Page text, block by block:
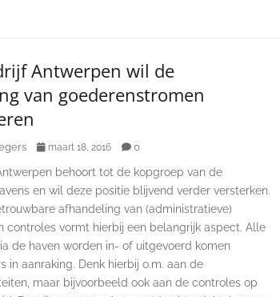
Antwerpen wil de
van goederenstromen
maart 18, 2016 0
behoort tot de kopgroep van de
en wil deze positie blijvend verder versterken.
afhandeling van (administratieve)
controles vormt hierbij een belangrijk aspect. Alle
de haven worden in- of uitgevoerd komen
in aanraking. Denk hierbij o.m. aan de
maar bijvoorbeeld ook aan de controles op